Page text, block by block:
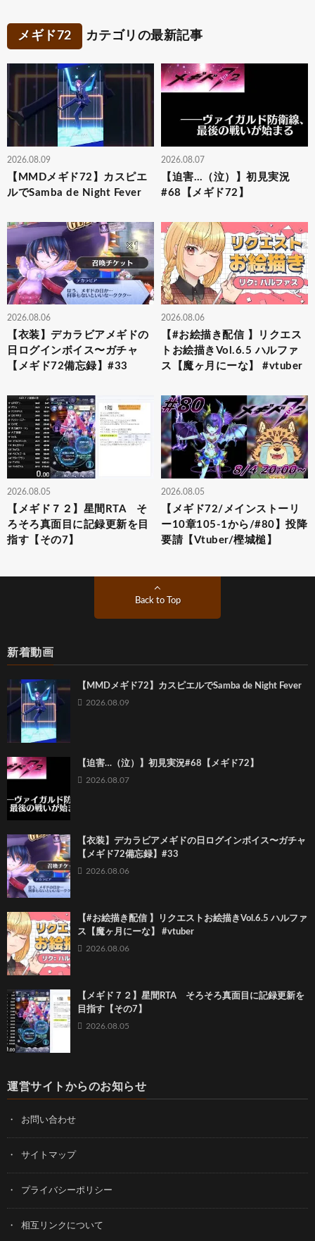
メギド72 カテゴリの最新記事
2026.08.09
【MMDメギド72】カスピエ
ルでSamba de Night Fever
2026.08.07
【迫害…（泣）】初見実況
#68【メギド72】
2026.08.06
【衣装】デカラビアメギドの
日ログインボイス〜ガチャ
【メギド72備忘録】#33
2026.08.06
【#お絵描き配信 】リクエス
トお絵描きVol.6.5 ハルファ
ス【魔ヶ月にーな】 #vtuber
2026.08.05
【メギド７２】星間RTA そ
ろそろ真面目に記録更新を目
指す【その7】
2026.08.05
【メギド72/メインストーリ
ー10章105-1から/#80】投降
要請【Vtuber/樫城槌】
Back to Top
新着動画
【MMDメギド72】カスピエルでSamba de Night Fever
2026.08.09
【迫害…（泣）】初見実況#68【メギド72】
2026.08.07
【衣装】デカラビアメギドの日ログインボイス〜ガチャ
【メギド72備忘録】#33
2026.08.06
【#お絵描き配信 】リクエストお絵描きVol.6.5 ハルファ
ス【魔ヶ月にーな】 #vtuber
2026.08.06
【メギド７２】星間RTA そろそろ真面目に記録更新を
目指す【その7】
2026.08.05
運営サイトからのお知らせ
お問い合わせ
サイトマップ
プライバシーポリシー
相互リンクについて